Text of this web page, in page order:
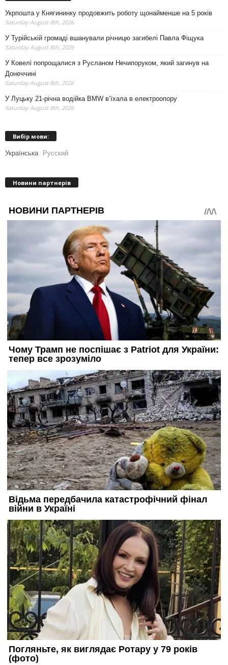
Укрпошта у Княгининку продовжить роботу щонайменше на 5 років
Saturday August 8th, 2026
У Турійській громаді вшанували річницю загибелі Павла Фіщука
Saturday August 8th, 2026
У Ковелі попрощалися з Русланом Нечипоруком, який загинув на
Донеччині
Saturday August 8th, 2026
У Луцьку 21-річна водійка BMW в’їхала в електроопору
Saturday August 8th, 2026
Вибір мови:
Українська Русский
Новини партнерів